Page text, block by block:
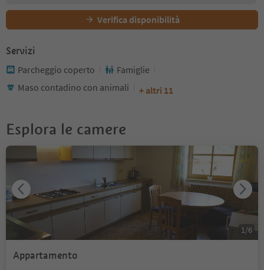
Verifica disponibilità
Servizi
Parcheggio coperto
Famiglie
Maso contadino con animali
+ altri 11
Esplora le camere
Appartamento
1 /6